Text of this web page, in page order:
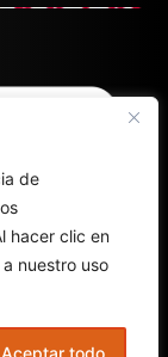
de
hacer clic en
nuestro uso
Aceptar todo